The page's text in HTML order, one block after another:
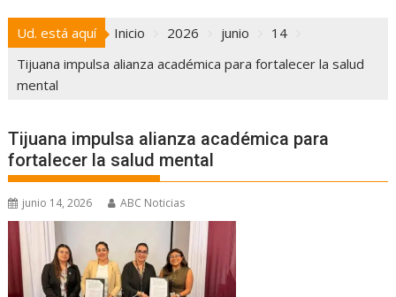
Ud. está aquí Inicio 2026 junio
14
Tijuana impulsa alianza académica para fortalecer la salud
mental
Tijuana impulsa alianza académica para
fortalecer la salud mental
junio 14, 2026 ABC Noticias